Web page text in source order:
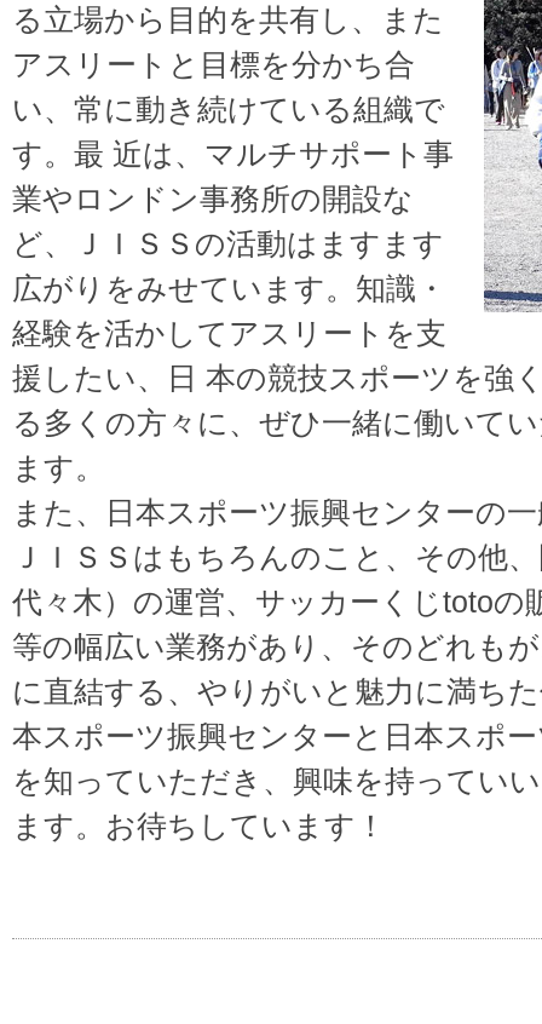
る立場から目的を共有し、また
アスリートと目標を分かち合
い、常に動き続けている組織で
す。最 近は、マルチサポート事
業やロンドン事務所の開設な
ど、ＪＩＳＳの活動はますます
広がりをみせています。知識・
経験を活かしてアスリートを支
援したい、日 本の競技スポーツを強
る多くの方々に、ぜひ一緒に働いて
ます。
また、日本スポーツ振興センターの
ＪＩＳＳはもちろんのこと、その他
代々木）の運営、サッカーくじtotoの
等の幅広い業務があり、そのどれも
に直結する、やりがいと魅力に満ち
本スポーツ振興センターと日本スポ
を知っていただき、興味を持ってい
ます。お待ちしています！